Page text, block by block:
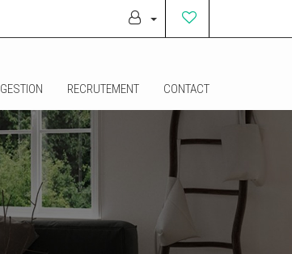
GESTION RECRUTEMENT CONTACT